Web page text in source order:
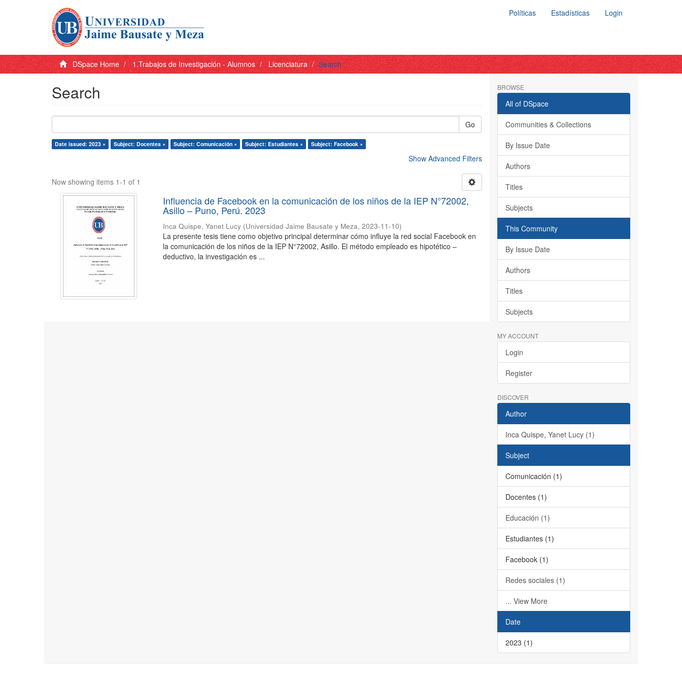
Políticas Estadísticas Login
DSpace Home 1.Trabajos de Investigación - Alumnos Licenciatura Search
Search
Go
Date issued: 2023 × Subject: Docentes × Subject: Comunicación × Subject: Estudiantes × Subject: Facebook ×
Show Advanced Filters
Now showing items 1-1 of 1
Influencia de Facebook en la comunicación de los niños de la IEP N°72002,
Asillo – Puno, Perú. 2023
Inca Quispe, Yanet Lucy (Universidad Jaime Bausate y Meza,2023-11-10)
La presente tesis tiene como objetivo principal determinar cómo influye la red social Facebook en
la comunicación de los niños de la IEP N°72002, Asillo. El método empleado es hipotético –
deductivo, la investigación es ...
BROWSE
All of DSpace
Communities & Collections
By Issue Date
Authors
Titles
Subjects
This Community
By Issue Date
Authors
Titles
Subjects
MY ACCOUNT
Login
Register
DISCOVER
Author
Inca Quispe, Yanet Lucy (1)
Subject
Comunicación (1)
Docentes (1)
Educación (1)
Estudiantes (1)
Facebook (1)
Redes sociales (1)
... View More
Date
2023 (1)